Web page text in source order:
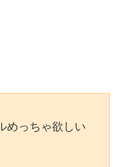
めっちゃ欲しい